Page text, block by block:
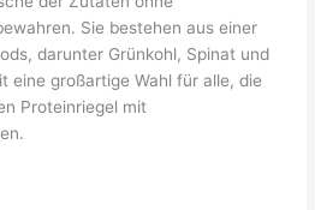
Sie bestehen aus einer
darunter Grünkohl, Spinat und
eine großartige Wahl für alle, die
Proteinriegel mit